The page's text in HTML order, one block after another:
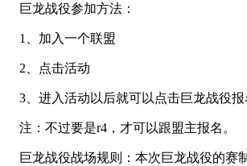
巨龙战役参加方法：
1、加入一个联盟
2、点击活动
3、进入活动以后就可以点击巨龙战役报
注：不过要是r4，才可以跟盟主报名。
巨龙战役战场规则：本次巨龙战役的赛